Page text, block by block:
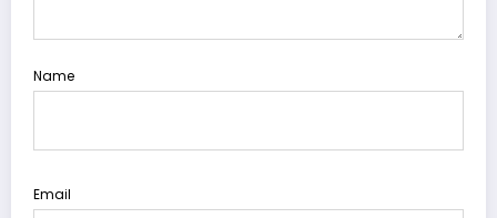
Name
Email